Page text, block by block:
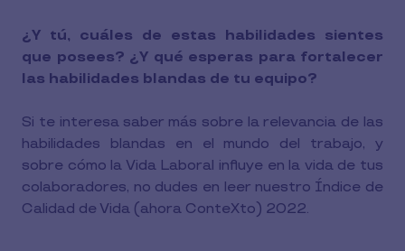
¿Y tú, cuáles de estas habilidades sientes
que posees? ¿Y qué esperas para fortalecer
las habilidades blandas de tu equipo?
Si te interesa saber más sobre la relevancia de las
habilidades blandas en el mundo del trabajo, y
sobre cómo la Vida Laboral influye en la vida de tus
colaboradores, no dudes en leer nuestro Índice de
Calidad de Vida (ahora ConteXto) 2022.